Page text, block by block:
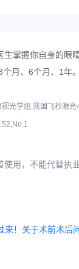
生掌握你自身的眼
月、6个月、1年
光学组.我国飞秒激
用，不能代替执
来！关于术前术后